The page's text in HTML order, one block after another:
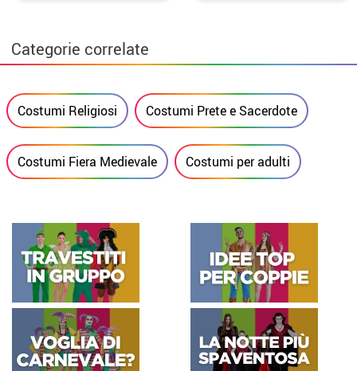
Categorie correlate
Costumi Religiosi Costumi Prete e Sacerdote
Costumi Fiera Medievale Costumi per adulti